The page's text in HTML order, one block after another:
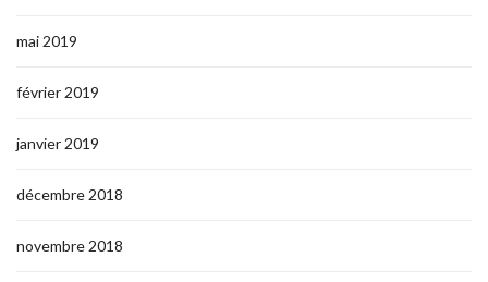
mai 2019
février 2019
janvier 2019
décembre 2018
novembre 2018